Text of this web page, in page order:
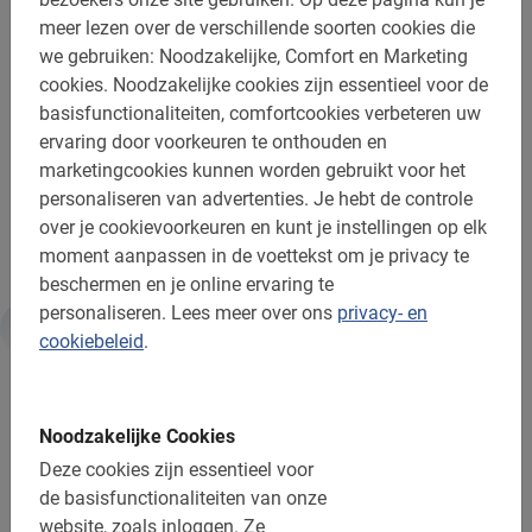
meer lezen over de verschillende soorten cookies die
we gebruiken: Noodzakelijke, Comfort en Marketing
cookies. Noodzakelijke cookies zijn essentieel voor de
basisfunctionaliteiten, comfortcookies verbeteren uw
ervaring door voorkeuren te onthouden en
marketingcookies kunnen worden gebruikt voor het
personaliseren van advertenties. Je hebt de controle
over je cookievoorkeuren en kunt je instellingen op elk
moment aanpassen in de voettekst om je privacy te
beschermen en je online ervaring te
personaliseren. Lees meer over ons privacy- en
cookiebeleid.
Noodzakelijke Cookies
Deze cookies zijn essentieel voor
de basisfunctionaliteiten van onze
website, zoals inloggen. Ze
Enthousiast geraakt? Wacht dan niet langer en verzeker
jezelf van een plaats tijdens de excursie per fiets langs
alle bezienswaardigheden! Boeken is heel eenvoudig.
Open het boekingsmenu en vul de benodigde gegevens
Beleef de stad optimaal met een fietstour door
Kopenhagen van Baja Bikes!
Informatie
Belangrijk om te weten:
Reserveren is verplicht
Gratis wijzigen of annuleren tot 24u vooraf